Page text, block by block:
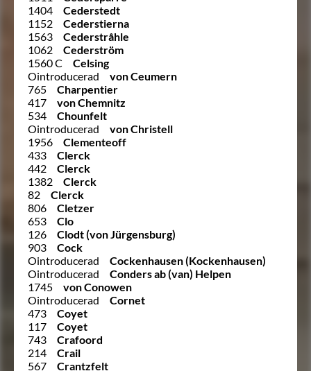
1404
Cederstedt
1152
Cederstierna
1563
Cederstråhle
1062
Cederström
1560 C
Celsing
Ointroducerad
von Ceumern
765
Charpentier
417
von Chemnitz
534
Chounfelt
Ointroducerad
von Christell
1956
Clementeoff
433
Clerck
442
Clerck
1382
Clerck
82
Clerck
806
Cletzer
653
Clo
126
Clodt (von Jürgensburg)
903
Cock
Ointroducerad
Cockenhausen (Kockenhausen)
Ointroducerad
Conders ab (van) Helpen
1745
von Conowen
Ointroducerad
Cornet
473
Coyet
117
Coyet
743
Crafoord
214
Crail
567
Crantzfelt